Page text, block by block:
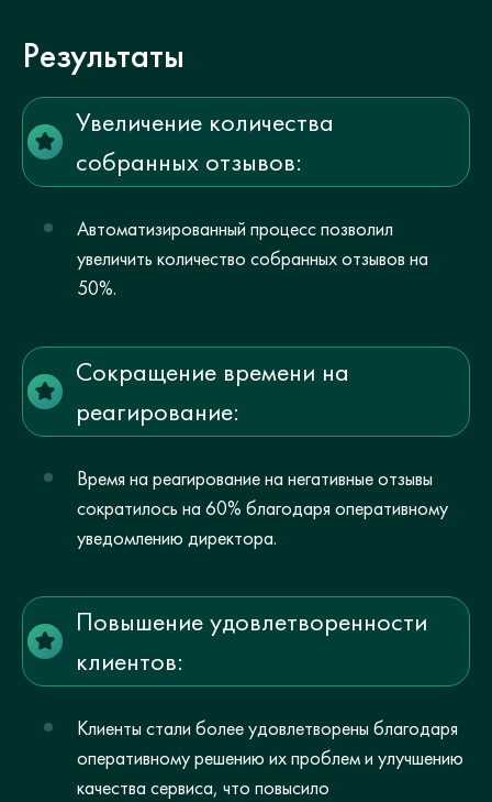
Результаты
Увеличение количества
собранных отзывов:
Автоматизированный процесс позволил
увеличить количество собранных отзывов на
50%.
Сокращение времени на
реагирование:
Время на реагирование на негативные отзывы
сократилось на 60% благодаря оперативному
уведомлению директора.
Повышение удовлетворенности
клиентов:
Клиенты стали более удовлетворены благодаря
оперативному решению их проблем и улучшению
качества сервиса, что повысило